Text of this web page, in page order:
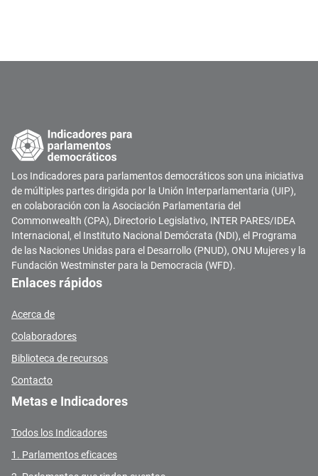
Los Indicadores para parlamentos democráticos son una iniciativa
de múltiples partes dirigida por la Unión Interparlamentaria (UIP),
en colaboración con la Asociación Parlamentaria del
Commonwealth (CPA), Directorio Legislativo, INTER PARES/IDEA
Internacional, el Instituto Nacional Demócrata (NDI), el Programa
de las Naciones Unidas para el Desarrollo (PNUD), ONU Mujeres y la
Fundación Westminster para la Democracia (WFD).
Enlaces rápidos
Acerca de
Colaboradores
Biblioteca de recursos
Contacto
Metas e Indicadores
Todos los Indicadores
1. Parlamentos eficaces